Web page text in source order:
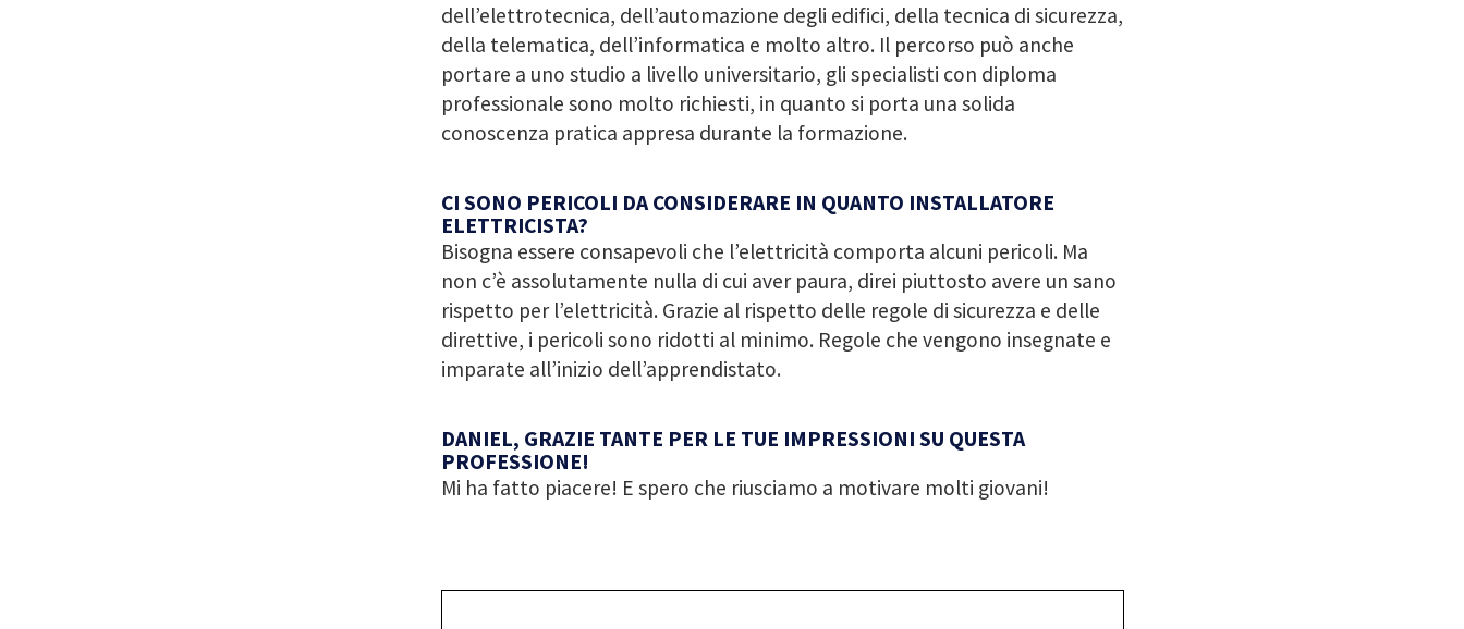
dell’elettrotecnica, dell’automazione degli edifici, della tecnica di sicurezza,
della telematica, dell’informatica e molto altro. Il percorso può anche
portare a uno studio a livello universitario, gli specialisti con diploma
professionale sono molto richiesti, in quanto si porta una solida
conoscenza pratica appresa durante la formazione.
CI SONO PERICOLI DA CONSIDERARE IN QUANTO INSTALLATORE
ELETTRICISTA?
Bisogna essere consapevoli che l’elettricità comporta alcuni pericoli. Ma
non c’è assolutamente nulla di cui aver paura, direi piuttosto avere un sano
rispetto per l’elettricità. Grazie al rispetto delle regole di sicurezza e delle
direttive, i pericoli sono ridotti al minimo. Regole che vengono insegnate e
imparate all’inizio dell’apprendistato.
DANIEL, GRAZIE TANTE PER LE TUE IMPRESSIONI SU QUESTA
PROFESSIONE!
Mi ha fatto piacere! E spero che riusciamo a motivare molti giovani!